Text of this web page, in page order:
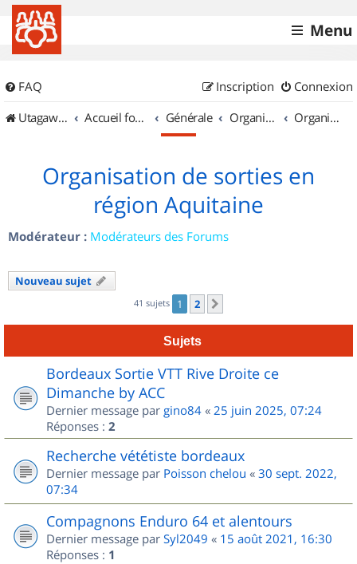
Menu
FAQ Connexion
Inscription
UtagawaVTT (Randos VTT et VTTAE avec traces GPS)
Accueil forum Générale Organisation de sorties & Recherche de partenaires Organisation de sorties en région Aquitaine
Organisation de sorties en
région Aquitaine
Modérateur : Modérateurs des Forums
Nouveau sujet
41 sujets 1 2
Sujets
Bordeaux Sortie VTT Rive Droite ce
Dimanche by ACC
Dernier message par gino84 « 25 juin 2025, 07:24
Réponses : 2
Recherche vététiste bordeaux
Dernier message par Poisson chelou « 30 sept. 2022,
07:34
Compagnons Enduro 64 et alentours
Dernier message par Syl2049 « 15 août 2021, 16:30
Réponses : 1